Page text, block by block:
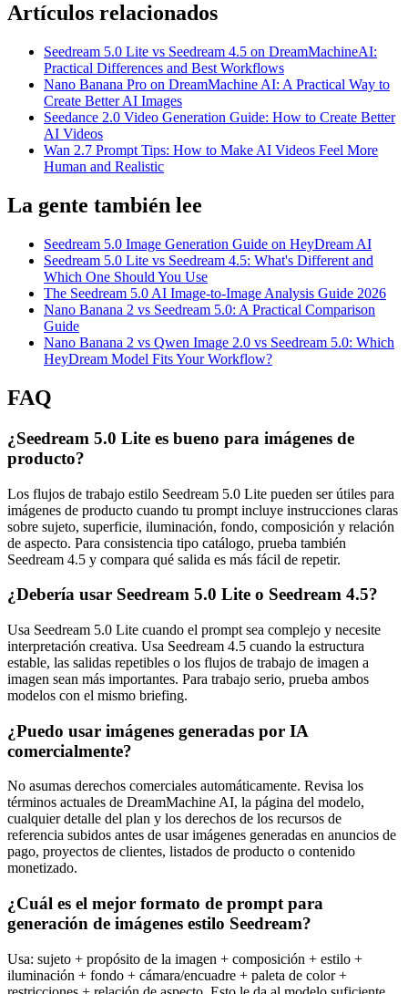
Artículos relacionados
Seedream 5.0 Lite vs Seedream 4.5 on DreamMachineAI:
Practical Differences and Best Workflows
Nano Banana Pro on DreamMachine AI: A Practical Way to
Create Better AI Images
Seedance 2.0 Video Generation Guide: How to Create Better
AI Videos
Wan 2.7 Prompt Tips: How to Make AI Videos Feel More
Human and Realistic
La gente también lee
Seedream 5.0 Image Generation Guide on HeyDream AI
Seedream 5.0 Lite vs Seedream 4.5: What's Different and
Which One Should You Use
The Seedream 5.0 AI Image-to-Image Analysis Guide 2026
Nano Banana 2 vs Seedream 5.0: A Practical Comparison
Guide
Nano Banana 2 vs Qwen Image 2.0 vs Seedream 5.0: Which
HeyDream Model Fits Your Workflow?
FAQ
¿Seedream 5.0 Lite es bueno para imágenes de
producto?
Los flujos de trabajo estilo Seedream 5.0 Lite pueden ser útiles para
imágenes de producto cuando tu prompt incluye instrucciones claras
sobre sujeto, superficie, iluminación, fondo, composición y relación
de aspecto. Para consistencia tipo catálogo, prueba también
Seedream 4.5 y compara qué salida es más fácil de repetir.
¿Debería usar Seedream 5.0 Lite o Seedream 4.5?
Usa Seedream 5.0 Lite cuando el prompt sea complejo y necesite
interpretación creativa. Usa Seedream 4.5 cuando la estructura
estable, las salidas repetibles o los flujos de trabajo de imagen a
imagen sean más importantes. Para trabajo serio, prueba ambos
modelos con el mismo briefing.
¿Puedo usar imágenes generadas por IA
comercialmente?
No asumas derechos comerciales automáticamente. Revisa los
términos actuales de DreamMachine AI, la página del modelo,
cualquier detalle del plan y los derechos de los recursos de
referencia subidos antes de usar imágenes generadas en anuncios de
pago, proyectos de clientes, listados de producto o contenido
monetizado.
¿Cuál es el mejor formato de prompt para
generación de imágenes estilo Seedream?
Usa: sujeto + propósito de la imagen + composición + estilo +
iluminación + fondo + cámara/encuadre + paleta de color +